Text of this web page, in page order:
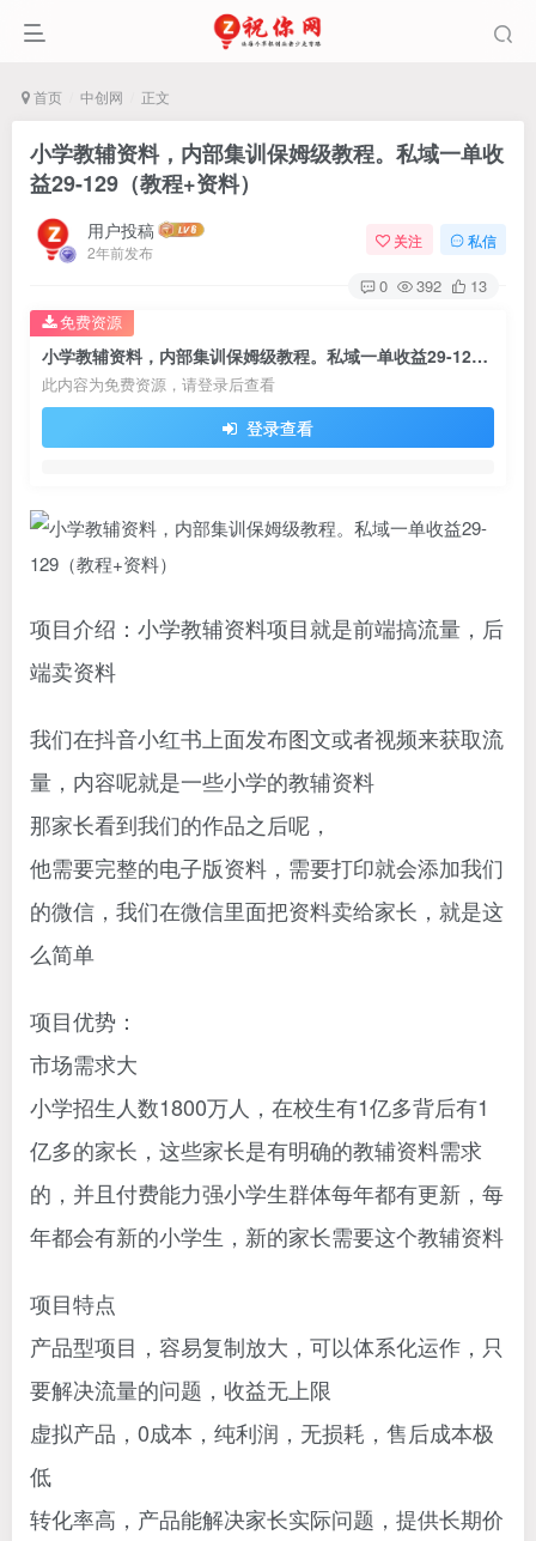
首页 中创网 正文
小学教辅资料，内部集训保姆级教程。私域一单收
益29-129（教程+资料）
用户投稿
2年前发布
关注 私信
0 392 13
小学教辅资料，内部集训保姆级教程。私域一单收益29-129（教程+资料）
此内容为免费资源，请登录后查看
登录查看
免费资源
项目介绍：小学教辅资料项目就是前端搞流量，后
端卖资料
我们在抖音小红书上面发布图文或者视频来获取流
量，内容呢就是一些小学的教辅资料
那家长看到我们的作品之后呢，
他需要完整的电子版资料，需要打印就会添加我们
的微信，我们在微信里面把资料卖给家长，就是这
么简单
项目优势：
市场需求大
小学招生人数1800万人，在校生有1亿多背后有1
亿多的家长，这些家长是有明确的教辅资料需求
的，并且付费能力强小学生群体每年都有更新，每
年都会有新的小学生，新的家长需要这个教辅资料
项目特点
产品型项目，容易复制放大，可以体系化运作，只
要解决流量的问题，收益无上限
虚拟产品，0成本，纯利润，无损耗，售后成本极
低
转化率高，产品能解决家长实际问题，提供长期价